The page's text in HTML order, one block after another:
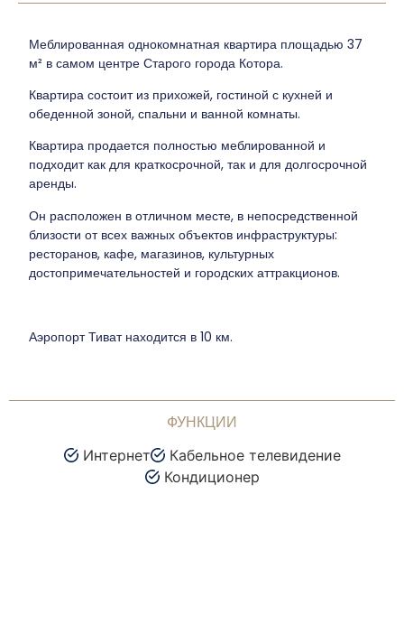
Меблированная однокомнатная квартира площадью 37
м² в самом центре Старого города Котора.
Квартира состоит из прихожей, гостиной с кухней и
обеденной зоной, спальни и ванной комнаты.
Квартира продается полностью меблированной и
подходит как для краткосрочной, так и для долгосрочной
аренды.
Он расположен в отличном месте, в непосредственной
близости от всех важных объектов инфраструктуры:
ресторанов, кафе, магазинов, культурных
достопримечательностей и городских аттракционов.
Аэропорт Тиват находится в 10 км.
ФУНКЦИИ
Интернет
Кабельное телевидение
Кондиционер